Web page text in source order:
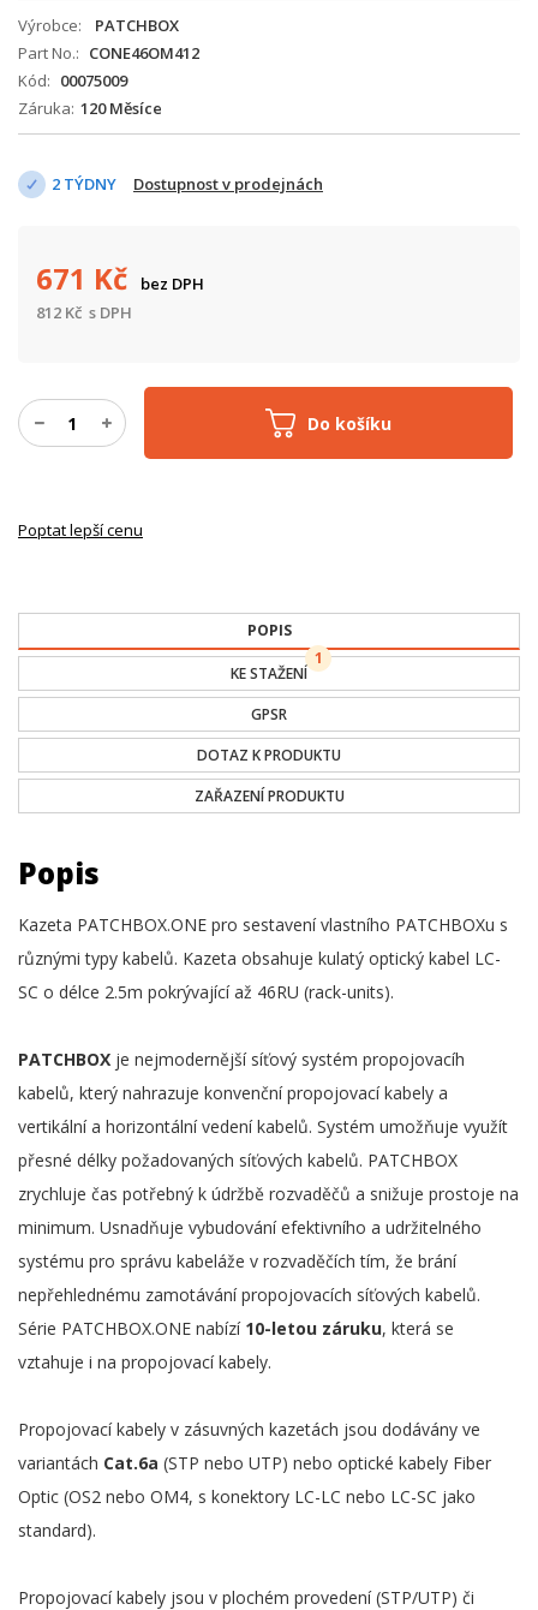
Výrobce
PATCHBOX
Part No.
CONE46OM412
Kód
00075009
Záruka 120 Měsíce
2 TÝDNY Dostupnost v prodejnách
Do košíku
671 Kč
bez DPH
812 Kč s DPH
Poptat lepší cenu
POPIS
KE STAŽENÍ
1
GPSR
DOTAZ K PRODUKTU
ZAŘAZENÍ PRODUKTU
Popis
Kazeta PATCHBOX.ONE pro sestavení vlastního PATCHBOXu s
různými typy kabelů. Kazeta obsahuje kulatý optický kabel LC-
SC o délce 2.5m pokrývající až 46RU (rack-units).
PATCHBOX je nejmodernější síťový systém propojovacíh
kabelů, který nahrazuje konvenční propojovací kabely a
vertikální a horizontální vedení kabelů. Systém umožňuje využít
přesné délky požadovaných síťových kabelů. PATCHBOX
zrychluje čas potřebný k údržbě rozvaděčů a snižuje prostoje na
minimum. Usnadňuje vybudování efektivního a udržitelného
systému pro správu kabeláže v rozvaděčích tím, že brání
nepřehlednému zamotávání propojovacích síťových kabelů.
Série PATCHBOX.ONE nabízí 10-letou záruku, která se
vztahuje i na propojovací kabely.
Propojovací kabely v zásuvných kazetách jsou dodávány ve
variantách Cat.6a (STP nebo UTP) nebo optické kabely Fiber
Optic (OS2 nebo OM4, s konektory LC-LC nebo LC-SC jako
standard).
Propojovací kabely jsou v plochém provedení (STP/UTP) či